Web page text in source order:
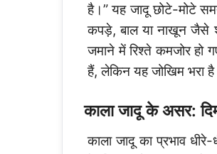
है।” यह जादू छोटे-मोटे
कपड़े, बाल या नाखून जैसे
जमाने में रिश्ते कमजोर हो
हैं, लेकिन यह जोखिम भरा
काला जादू के असर:
काला जादू का प्रभाव धीरे-